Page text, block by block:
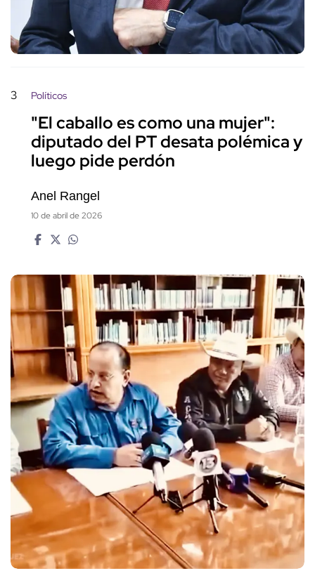
3 Políticos
"El caballo es como una mujer":
diputado del PT desata polémica y
luego pide perdón
Anel Rangel
10 de abril de 2026